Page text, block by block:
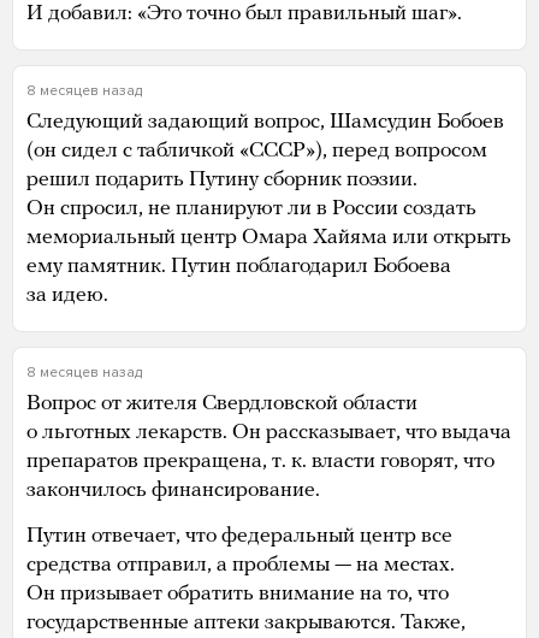
И добавил: «Это точно был правильный шаг».
8 месяцев назад
Следующий задающий вопрос, Шамсудин Бобоев
(он сидел с табличкой «СССР»), перед вопросом
решил подарить Путину сборник поэзии.
Он спросил, не планируют ли в России создать
мемориальный центр Омара Хайяма или открыть
ему памятник. Путин поблагодарил Бобоева
за идею.
8 месяцев назад
Вопрос от жителя Свердловской области
о льготных лекарств. Он рассказывает, что выдача
препаратов прекращена, т. к. власти говорят, что
закончилось финансирование.
Путин отвечает, что федеральный центр все
средства отправил, а проблемы — на местах.
Он призывает обратить внимание на то, что
государственные аптеки закрываются. Также,